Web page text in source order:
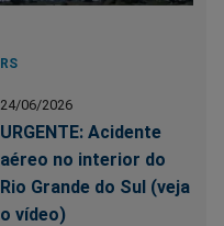
RS
24/06/2026
URGENTE: Acidente
aéreo no interior do
Rio Grande do Sul (veja
o vídeo)